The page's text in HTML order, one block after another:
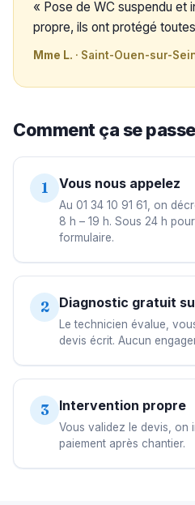
« Pose de WC suspendu et
propre, ils ont protégé
Mme L. · Saint-Ouen-sur-
Comment ça se
1 Vous nous appelez
Au 01 34 10 91 61, on
8 h – 19 h. Sous 24 h
formulaire.
2 Diagnostic gratuit
Le technicien évalue,
devis écrit. Aucun
3 Intervention propre
Vous validez le devis, on
paiement après chantier.